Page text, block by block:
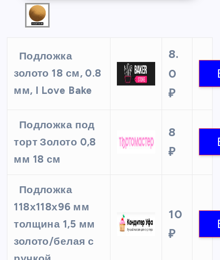
Подложка
золото 18 см, 0.8
мм, I Love Bake
8.
0
₽
Подложка под
торт Золото 0,8
мм 18 см
8
₽
Подложка
118х118х96 мм
толщина 1,5 мм
золото/белая с
10
₽